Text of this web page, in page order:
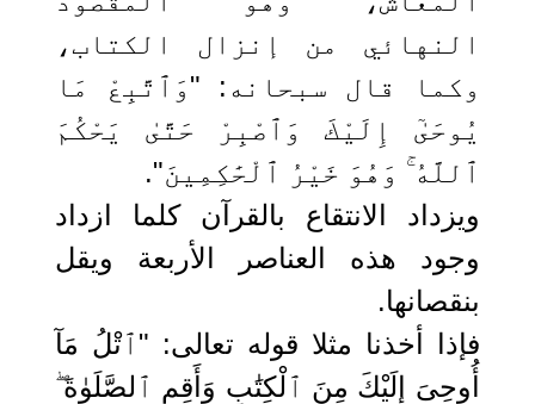
النهائي من إنزال الكتاب،
وكما قال سبحانه: "وَٱتَّبِعْ مَا
يُوحَىٰٓ إِلَيْكَ وَٱصْبِرْ حَتَّىٰ يَحْكُمَ
ٱللَّهُ ۚ وَهُوَ خَيْرُ ٱلْحَٰكِمِينَ".
ويزداد الانتقاع بالقرآن كلما ازداد
وجود هذه العناصر الأربعة ويقل
بنقصانها.
فإذا أخذنا مثلا قوله تعالى: "ٱتْلُ مَآ
أُوحِىَ إِلَيْكَ مِنَ ٱلْكِتَٰبِ وَأَقِمِ ٱلصَّلَوٰةَ ۖ